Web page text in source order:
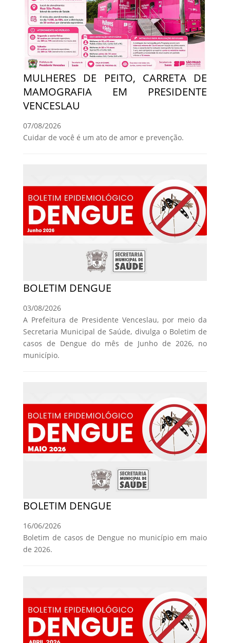
MULHERES DE PEITO, CARRETA DE
MAMOGRAFIA EM PRESIDENTE
VENCESLAU
07/08/2026
Cuidar de você é um ato de amor e prevenção.
BOLETIM DENGUE
03/08/2026
A Prefeitura de Presidente Venceslau, por meio da
Secretaria Municipal de Saúde, divulga o Boletim de
casos de Dengue do mês de Junho de 2026, no
município.
BOLETIM DENGUE
16/06/2026
Boletim de casos de Dengue no município em maio
de 2026.